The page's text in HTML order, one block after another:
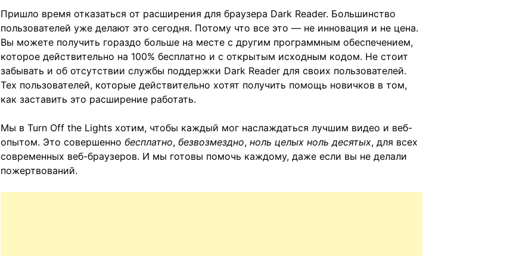
Пришло время отказаться от расширения для браузера Dark Reader. Большинство
пользователей уже делают это сегодня. Потому что все это — не инновация и не цена.
Вы можете получить гораздо больше на месте с другим программным обеспечением,
которое действительно на 100% бесплатно и с открытым исходным кодом. Не стоит
забывать и об отсутствии службы поддержки Dark Reader для своих пользователей.
Тех пользователей, которые действительно хотят получить помощь новичков в том,
как заставить это расширение работать.
Мы в Turn Off the Lights хотим, чтобы каждый мог наслаждаться лучшим видео и веб-
опытом. Это совершеннобесплатно,безвозмездно,ноль целых ноль десятых, для всех
современных веб-браузеров. И мы готовы помочь каждому, даже если вы не делали
пожертвований.